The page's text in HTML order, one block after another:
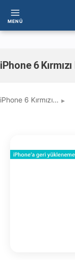
MENÜ
iPhone 6
iPhone 6 Kırmızı…